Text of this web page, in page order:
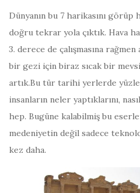
Dünyanın bu 7 harikasını görüp
doğru tekrar yola çıktık. Hava
3. derece de çalışmasına
bir gezi için biraz sıcak bir
artık.Bu tür tarihi yerlerde
insanların neler yaptıklarını,
hep. Bugüne kalabilmiş bu
medeniyetin değil sadece
kez daha.